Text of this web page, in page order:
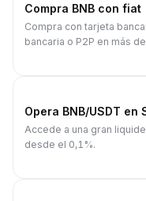
Compra BNB con fiat
Compra con tarjeta
bancaria o P2P en más
Opera BNB/USDT en
Accede a una gran
desde el 0,1%.